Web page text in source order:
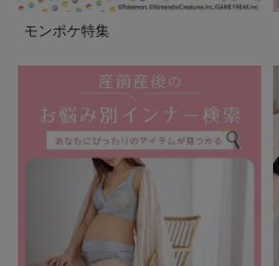
モンポケ特集